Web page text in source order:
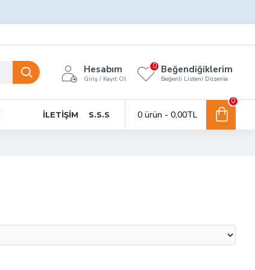
Hesabım
Giriş / Kayıt Ol
Beğendiğiklerim
Beğenli Listeni Düzenle
0
İLETIŞIM S.S.S 0 ürün - 0,00TL
0